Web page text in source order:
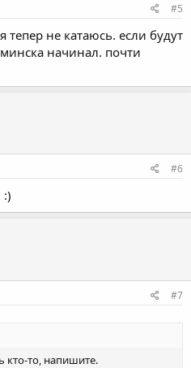
#5
тепер не катаюсь. если будут
начинал. почти
#6
:)
#7
кто-то, напишите.